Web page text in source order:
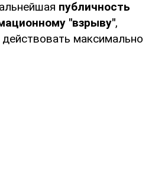
публичность
"взрыву",
максимально